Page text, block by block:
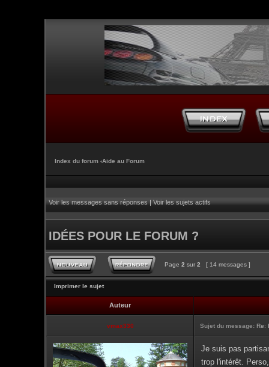
Index du forum ‹Aide au Forum
Voir les messages sans réponses|Voir les sujets actifs
IDÉES POUR LE FORUM ?
Page 2 sur 2 [ 14 messages ]
Imprimer le sujet
Auteur
vmax330 Sujet du message: Re:
Je suis pas
trop l'intérêt.